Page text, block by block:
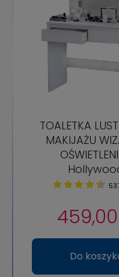
TOALETKA
MAKIJAŻU
459,00
Do